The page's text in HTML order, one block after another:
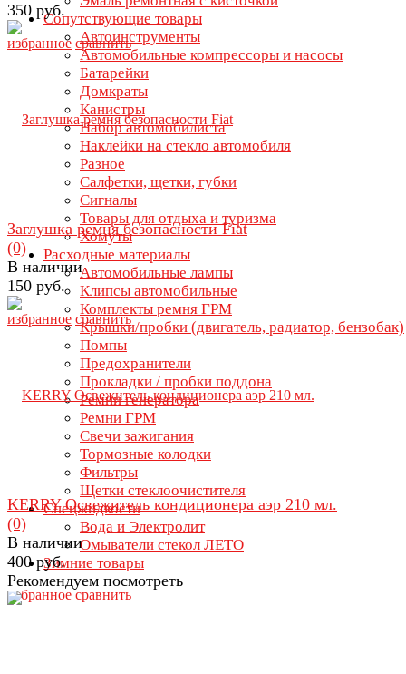
Сопутствующие товары
Автоинструменты
Автомобильные компрессоры и насосы
Батарейки
Домкраты
Канистры
Набор автомобилиста
Наклейки на стекло автомобиля
Разное
Салфетки, щетки, губки
Сигналы
Товары для отдыха и туризма
Хомуты
Расходные материалы
Автомобильные лампы
Клипсы автомобильные
Комплекты ремня ГРМ
Крышки/пробки (двигатель, радиатор, бензобак)
Помпы
Предохранители
Прокладки / пробки поддона
Ремни генератора
Ремни ГРМ
Свечи зажигания
Тормозные колодки
Фильтры
Щетки стеклоочистителя
Спецжидкости
Вода и Электролит
Омыватели стекол ЛЕТО
Зимние товары
избранное сравнить
350 руб.
избранное сравнить
Заглушка ремня безопасности Fiat
(0)
В наличии
150 руб.
избранное сравнить
KERRY Освежитель кондиционера аэр 210 мл.
(0)
В наличии
400 руб.
Рекомендуем посмотреть